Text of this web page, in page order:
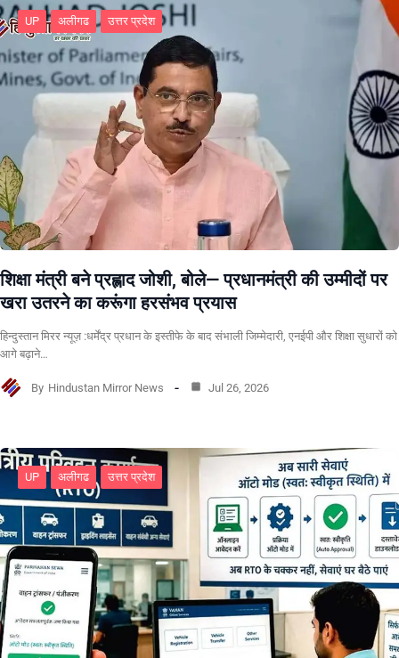
UP अलीगढ उत्तर प्रदेश
शिक्षा मंत्री बने प्रह्लाद जोशी, बोले— प्रधानमंत्री की उम्मीदों पर
खरा उतरने का करूंगा हरसंभव प्रयास
हिन्दुस्तान मिरर न्यूज़ :धर्मेंद्र प्रधान के इस्तीफे के बाद संभाली जिम्मेदारी, एनईपी और शिक्षा सुधारों को
आगे बढ़ाने…
By Hindustan Mirror News Jul 26, 2026
UP अलीगढ उत्तर प्रदेश